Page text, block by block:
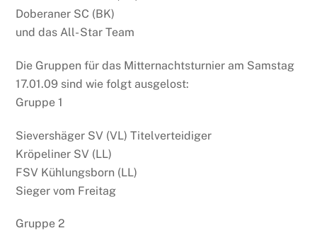
Doberaner SC (BK)
und das All- Star Team
Die Gruppen für das Mitternachtsturnier am Samstag
17.01.09 sind wie folgt ausgelost:
Gruppe 1
Sievershäger SV (VL) Titelverteidiger
Kröpeliner SV (LL)
FSV Kühlungsborn (LL)
Sieger vom Freitag
Gruppe 2